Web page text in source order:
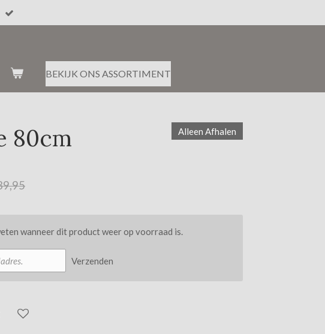
BEKIJK ONS ASSORTIMENT
80cm Alleen Afhalen
wanneer dit product weer op voorraad is.
Verzenden